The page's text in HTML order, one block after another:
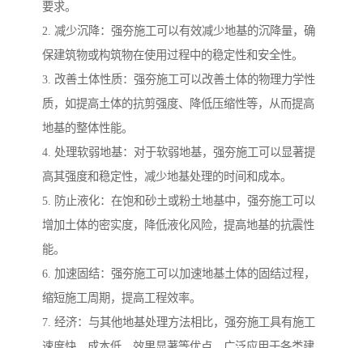
要求。
2. 减少沉降：强夯施工可以有效减少地基的沉降量，确
保建筑物或构筑物在使用过程中的稳定性和安全性。
3. 改善土体性质：强夯施工可以改善土体的物理力学性
质，如提高土体的抗剪强度、降低压缩性等，从而提高
地基的整体性能。
4. 处理软弱地基：对于软弱地基，强夯施工可以显著提
高其强度和稳定性，减少地基处理的时间和成本。
5. 防止液化：在饱和砂土或粉土地基中，强夯施工可以
增加土体的密实度，降低液化风险，提高地基的抗震性
能。
6. 加速固结：强夯施工可以加速地基土体的固结过程，
缩短施工周期，提高工程效率。
7. 经济：与其他地基处理方法相比，强夯施工具有施工